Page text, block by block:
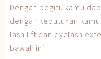
Dengan begitu kamu
dengan kebutuhan
lash lift dan eyelash
bawah ini.